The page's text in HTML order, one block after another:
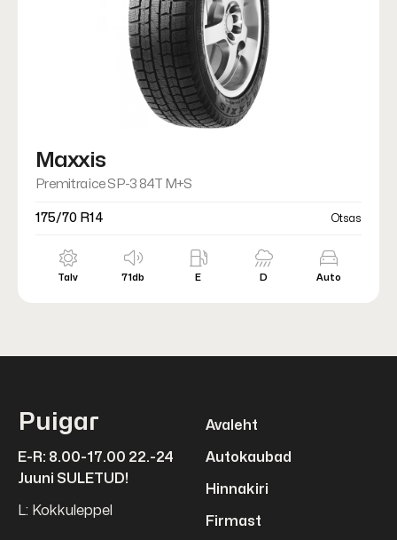
Maxxis
Premitra ice SP-3 84T M+S
175/70 R14 Otsas
Talv 71db E D Auto
Puigar
E-R: 8.00-17.00 22.-24
Juuni SULETUD!
L: Kokkuleppel
Avaleht
Autokaubad
Hinnakiri
Firmast